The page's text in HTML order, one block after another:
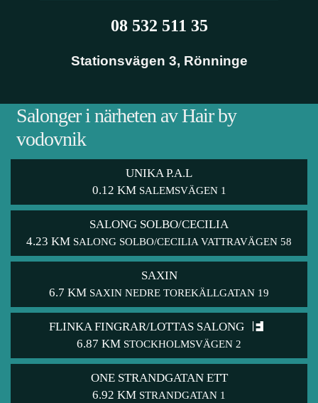
08 532 511 35
Stationsvägen 3, Rönninge
Salonger i närheten av Hair by
vodovnik
UNIKA P.A.L
0.12 KM SALEMSVÄGEN 1
SALONG SOLBO/CECILIA
4.23 KM SALONG SOLBO/CECILIA VATTRAVÄGEN 58
SAXIN
6.7 KM SAXIN NEDRE TOREKÄLLGATAN 19
FLINKA FINGRAR/LOTTAS SALONG
6.87 KM STOCKHOLMSVÄGEN 2
ONE STRANDGATAN ETT
6.92 KM STRANDGATAN 1